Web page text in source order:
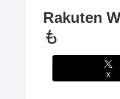
Rakuten
も
X